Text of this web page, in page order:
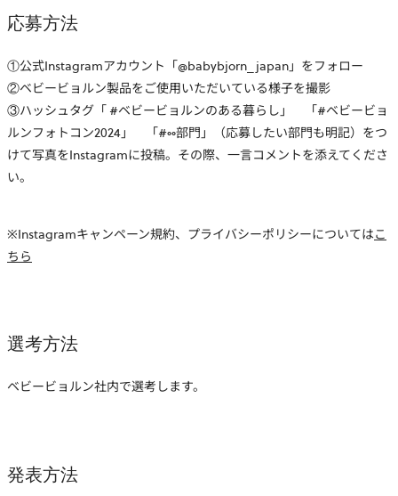
応募方法
①公式Instagramアカウント「@babybjorn_japan」をフォロー
②ベビービョルン製品をご使用いただいている様子を撮影
③ハッシュタグ「 #ベビービョルンのある暮らし」 「#ベビービョ
ルンフォトコン2024」 「#○○部門」（応募したい部門も明記）をつ
けて写真をInstagramに投稿。その際、一言コメントを添えてくださ
い。
※Instagramキャンペーン規約、プライバシーポリシーについてはこ
ちら
ブ
開
選考方法
ベビービョルン社内で選考します。
発表方法